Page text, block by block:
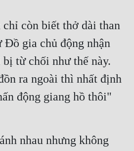
còn biết thở dài than
Đồ gia chủ động nhận
từ chối như thế này.
ra ngoài thì nhất định
động giang hồ thôi"
nhau nhưng không